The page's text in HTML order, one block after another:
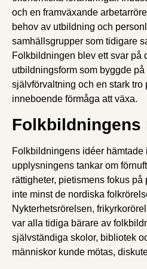
och en framväxande
behov av utbildning och
samhällsgrupper som tidigare
Folkbildningen blev ett svar på
utbildningsform som byggde
självförvaltning och en stark tro
inneboende förmåga att växa.
Folkbildningens
Folkbildningens idéer hämtade
upplysningens tankar om
rättigheter, pietismens fokus
inte minst de nordiska
Nykterhetsrörelsen,
var alla tidiga bärare av
självständiga skolor, bibliotek
människor kunde mötas,